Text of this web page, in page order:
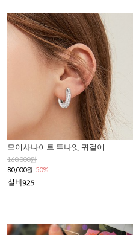
모이사나이트 투나잇 귀걸이
160,000원
80,000원 50%